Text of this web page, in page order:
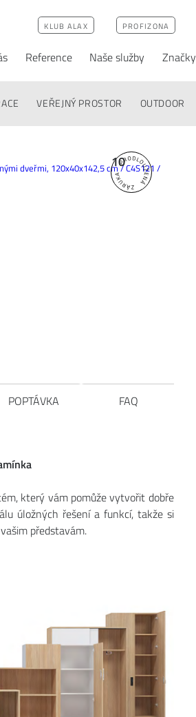
KLUB ALAX PROFIZONA
Reference Naše služby Značky
VEŘEJNÝ PROSTOR OUTDOOR
Poptávka FAQ
10
POPTÁVKA FAQ
který vám pomůže vytvořit dobře
úložných řešení a funkcí, takže si
představám.